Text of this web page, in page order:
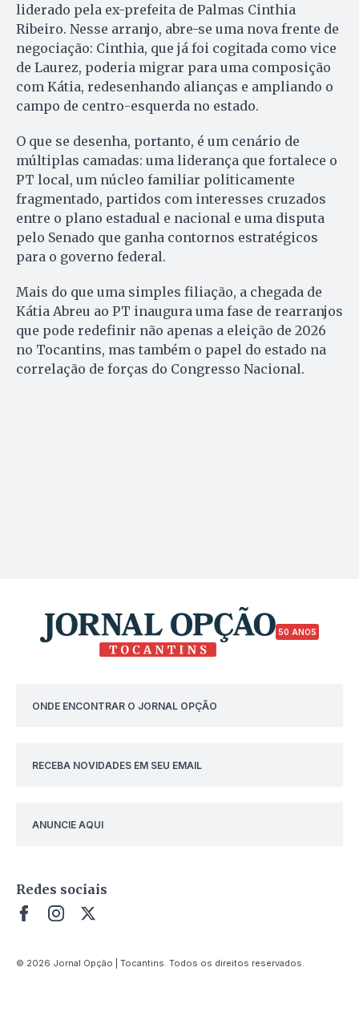
liderado pela ex-prefeita de Palmas Cinthia
Ribeiro. Nesse arranjo, abre-se uma nova frente de
negociação: Cinthia, que já foi cogitada como vice
de Laurez, poderia migrar para uma composição
com Kátia, redesenhando alianças e ampliando o
campo de centro-esquerda no estado.
O que se desenha, portanto, é um cenário de
múltiplas camadas: uma liderança que fortalece o
PT local, um núcleo familiar politicamente
fragmentado, partidos com interesses cruzados
entre o plano estadual e nacional e uma disputa
pelo Senado que ganha contornos estratégicos
para o governo federal.
Mais do que uma simples filiação, a chegada de
Kátia Abreu ao PT inaugura uma fase de rearranjos
que pode redefinir não apenas a eleição de 2026
no Tocantins, mas também o papel do estado na
correlação de forças do Congresso Nacional.
50 ANOS
ONDE ENCONTRAR O JORNAL OPÇÃO
RECEBA NOVIDADES EM SEU EMAIL
ANUNCIE AQUI
Redes sociais
© 2026 Jornal Opção | Tocantins. Todos os direitos reservados.